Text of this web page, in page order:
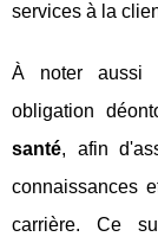
services à la
À noter aussi
obligation
santé, afin
connaissances
carrière. Ce